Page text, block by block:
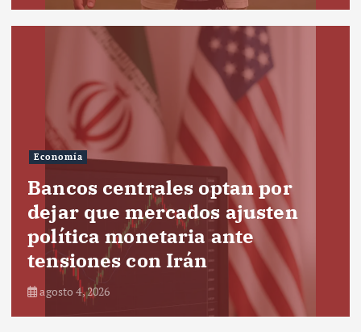
Economía
Bancos centrales optan por
dejar que mercados ajusten
política monetaria ante
tensiones con Irán
agosto 4, 2026